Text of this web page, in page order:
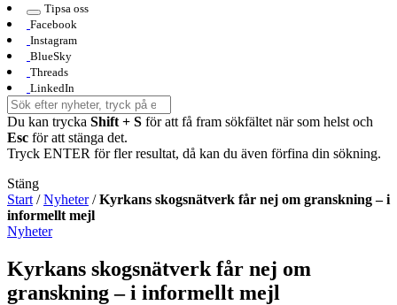
Tipsa oss
Facebook
Instagram
BlueSky
Threads
LinkedIn
Du kan trycka Shift + S för att få fram sökfältet när som helst och
Esc för att stänga det.
Tryck ENTER för fler resultat, då kan du även förfina din sökning.
Stäng
Start /Nyheter/Kyrkans skogsnätverk får nej om granskning – i
informellt mejl
Nyheter
Kyrkans skogsnätverk får nej om
granskning – i informellt mejl